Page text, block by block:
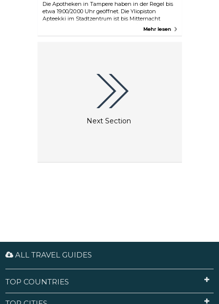
Die Apotheken in Tampere haben in der Regel bis
etwa 19:00/20:00 Uhr geöffnet. Die Yliopiston
Apteekki im Stadtzentrum ist bis Mitternacht
geöffnet. Hämeenkatu 16, Tampere Öffnungszeiten:
Mehr lesen
Next Section
ALL TRAVEL GUIDES
TOP COUNTRIES